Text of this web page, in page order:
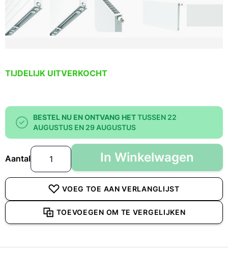
TIJDELIJK UITVERKOCHT
BESTEL NU EN ONTVANG HETTUSSEN 22
AUGUSTUS EN 29 AUGUSTUS
Aantal In Winkelwagen
VOEG TOE AAN VERLANGLIJST
TOEVOEGEN OM TE VERGELIJKEN